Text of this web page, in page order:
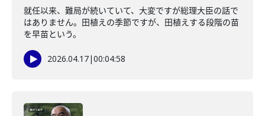
就任以来、難局が続いていて、大変ですが総理大臣の話で
はありません。田植えの季節ですが、田植えする段階の苗
を早苗という。
2026.04.17|00:04:58